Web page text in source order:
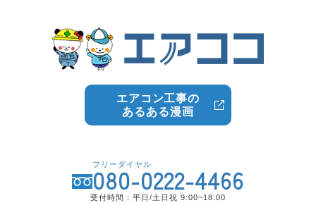
エアコン工事の
あるある漫画
フリーダイヤル
080-0222-4466
受付時間：平日/土日祝 9:00~18:00